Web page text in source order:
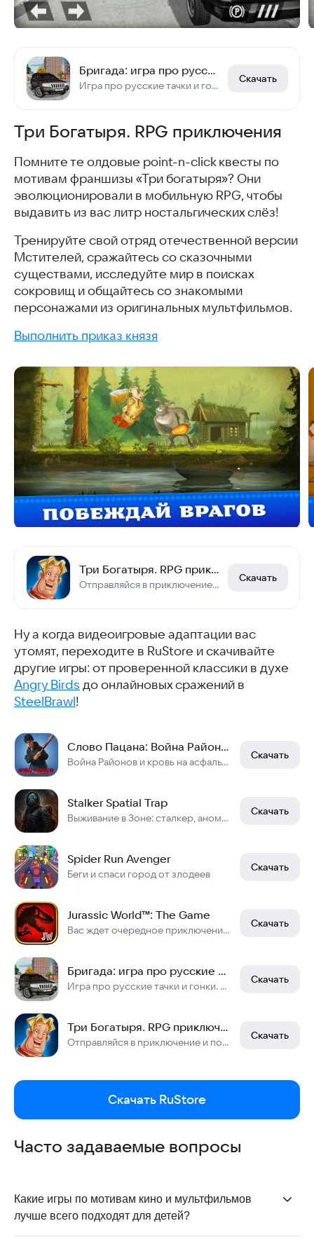
Бригада: игра про русские машины
Игра про русские тачки и гонки. Бригада это - свободная езда по городу на машине
Скачать
Три Богатыря. RPG приключения
Помните те олдовые point-n-click квесты по
мотивам франшизы «Три богатыря»? Они
эволюционировали в мобильную RPG, чтобы
выдавить из вас литр ностальгических слёз!
Тренируйте свой отряд отечественной версии
Мстителей, сражайтесь со сказочными
существами, исследуйте мир в поисках
сокровищ и общайтесь со знакомыми
персонажами из оригинальных мультфильмов.
Выполнить приказ князя
Три Богатыря. RPG приключения
Отправляйся в приключение и побеждай
Скачать
Ну а когда видеоигровые адаптации вас
утомят, переходите в RuStore и скачивайте
другие игры: от проверенной классики в духе
Angry Birds до онлайновых сражений в
SteelBrawl !
Слово Пацана: Война Районов
Война Районов и кровь на асфальте - управляй уличными бандами в Сила Пацана!
Скачать
Stalker Spatial Trap
Выживание в Зоне: сталкер, аномалии, артефакты и борьба за жизнь.
Скачать
Spider Run Avenger
Беги и спаси город от злодеев
Скачать
Jurassic World™: The Game
Вас ждет очередное приключение: Jurassic World™: The Game.
Скачать
Бригада: игра про русские машины
Игра про русские тачки и гонки. Бригада это - свободная езда по городу на машине
Скачать
Три Богатыря. RPG приключения
Отправляйся в приключение и побеждай
Скачать
Скачать RuStore
Часто задаваемые вопросы
Какие игры по мотивам кино и мультфильмов
лучше всего подходят для детей?